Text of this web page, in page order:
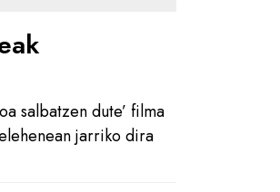
salbatzen dute’ filma
jarriko dira